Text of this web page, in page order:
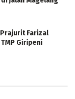
Farizal
Giripeni